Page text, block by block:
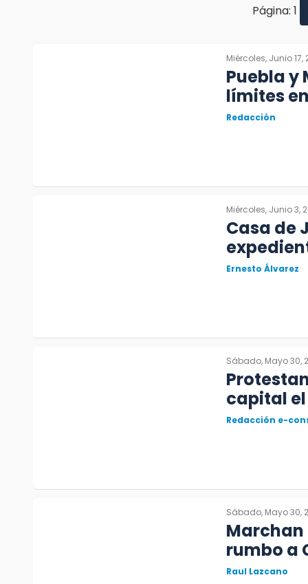
Página: 1
Miércoles, Junio 17,
Puebla y
límites
Redacción
Miércoles, Junio 3,
Casa de
Ernesto Álvarez
Sábado, Mayo 30,
capital
Redacción e-
Sábado, Mayo 30,
Marchan
rumbo a
Raul Lazcano